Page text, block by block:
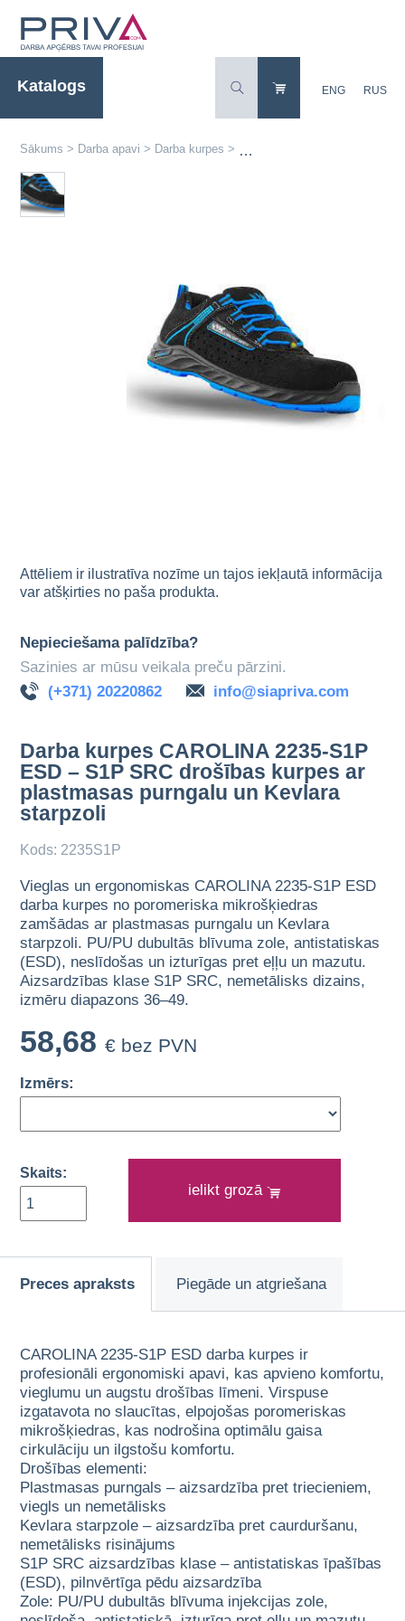
Katalogs ENG RUS
Sākums > Darba apavi > Darba kurpes >
Attēliem ir ilustratīva nozīme un tajos iekļautā informācija
var atšķirties no paša produkta.
Nepieciešama palīdzība?
Sazinies ar mūsu veikala preču pārzini.
(+371) 20220862
info@siapriva.com
Darba kurpes CAROLINA 2235-S1P
ESD – S1P SRC drošības kurpes ar
plastmasas purngalu un Kevlara
starpzoli
Kods: 2235S1P
Vieglas un ergonomiskas CAROLINA 2235-S1P ESD
darba kurpes no poromeriska mikrošķiedras
zamšādas ar plastmasas purngalu un Kevlara
starpzoli. PU/PU dubultās blīvuma zole, antistatiskas
(ESD), neslīdošas un izturīgas pret eļļu un mazutu.
Aizsardzības klase S1P SRC, nemetālisks dizains,
izmēru diapazons 36–49.
58,68 € bez PVN
Izmērs:
Skaits:
ielikt grozā
Preces apraksts Piegāde un atgriešana
CAROLINA 2235-S1P ESD darba kurpes ir
profesionāli ergonomiski apavi, kas apvieno komfortu,
vieglumu un augstu drošības līmeni. Virspuse
izgatavota no slaucītas, elpojošas poromeriskas
mikrošķiedras, kas nodrošina optimālu gaisa
cirkulāciju un ilgstošu komfortu.
Drošības elementi:
Plastmasas purngals – aizsardzība pret triecieniem,
viegls un nemetālisks
Kevlara starpzole – aizsardzība pret caurduršanu,
nemetālisks risinājums
S1P SRC aizsardzības klase – antistatiskas īpašības
(ESD), pilnvērtīga pēdu aizsardzība
Zole: PU/PU dubultās blīvuma injekcijas zole,